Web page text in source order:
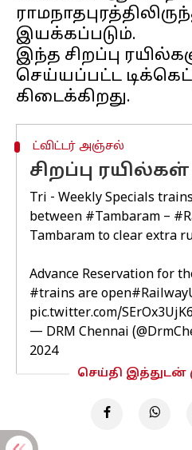
இயக்கப்படும்.
இந்த சிறப்பு
செய்யப்பட்ட
ட்விட்டர் அஞ்சல்
சிறப்பு
Tri - Weekly Specials
between #Tambaram –
Tambaram to clear extra
Advance Reservation for
#trains are open
pic.twitter.com/SErOx3UjK6
— DRM Chennai
2024
செய்தி இத்துடன்